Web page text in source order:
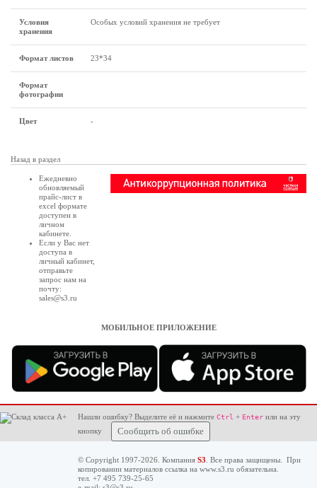
Условия
хранения
Особых условий хранения не требует
Формат листов 23*34
Формат
фотографии
Цвет -
Назад в раздел
Ежедневно
обновляемый
прайс-лист в
excel формате
доступен в
личном
кабинете
Если у Вас нет
доступа в
личный кабинет,
отправьте
запрос нам на
почту:
sales@s3.ru
МОБИЛЬНОЕ ПРИЛОЖЕНИЕ
Нашли ошибку? Выделите её и нажмите Ctrl + Enter или на эту
кнопку
Сообщить об ошибке
© Copyright 1997-2026. Компания S3 . Все права защищены. При
копировании материалов ссылка на www.s3.ru обязательна.
тел. +7 495 739-25-65